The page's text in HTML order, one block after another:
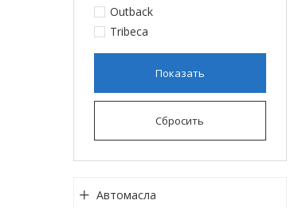
Outback
Tribeca
Показать
Сбросить
Автомасла